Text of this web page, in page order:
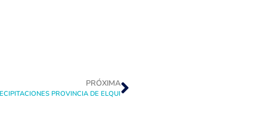
PRÓXIMA
PROVINCIA DE ELQUI